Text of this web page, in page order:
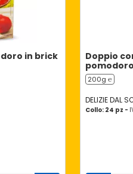
in brick
Doppio
pomodoro
200g ℮
DELIZIE DAL
Collo: 24 pz -